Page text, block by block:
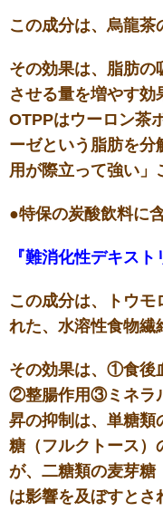
この成分は、烏龍茶
その効果は、脂肪の
させる量を増やす効
OTPPはウーロン茶
ーゼという脂肪を分
用が際立って強い」
●特保の炭酸飲料に
『難消化性デキスト
この成分は、トウモ
れた、水溶性食物繊
その効果は、①食後
②整腸作用③ミネラ
昇の抑制は、単糖類
糖（フルクトース）
が、二糖類の麦芽糖
は影響を及ぼすとさ